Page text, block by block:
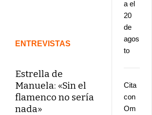
ENTREVISTAS
Estrella de
Manuela: «Sin el
flamenco no sería
nada»
a el
20
de
agos
to
Cita
con
Om